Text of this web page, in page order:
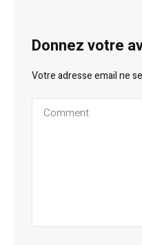
Donnez votre
Votre adresse email ne